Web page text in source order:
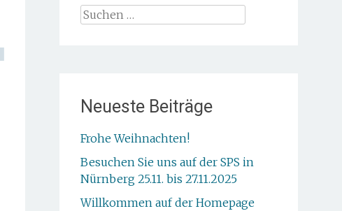
Suche
Neueste Beiträge
Frohe Weihnachten!
Besuchen Sie uns auf der SPS in
Nürnberg 25.11. bis 27.11.2025
Willkommen auf der Homepage